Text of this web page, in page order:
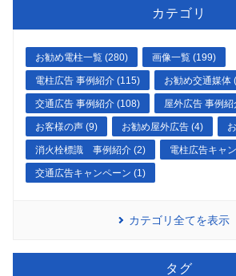
カテゴリ
お勧め電柱一覧 (280) 画像一覧 (199)
電柱広告 事例紹介 (115) お勧め交通媒体
交通広告 事例紹介 (108) 屋外広告 事例
お客様の声 (9) お勧め屋外広告 (4)
消火栓標識 事例紹介 (2) 電柱広告キャ
交通広告キャンペーン (1)
カテゴリ全てを表示
タグ